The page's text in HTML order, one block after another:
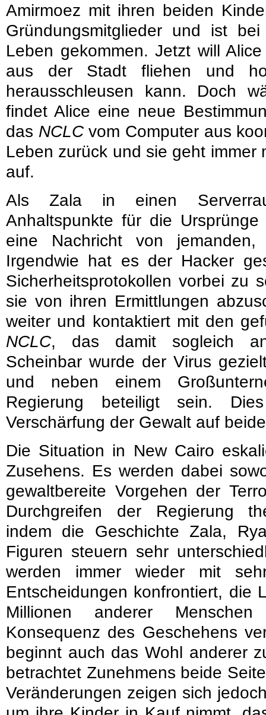
Amirmoez mit ihren beiden
Gründungsmitglieder und ist
Leben gekommen. Jetzt will
aus der Stadt fliehen und
herausschleusen kann. Doch
findet Alice eine neue
das NCLCvom Computer aus
Leben zurück und sie geht immer
auf.
Als Zala in einen
Anhaltspunkte für die
eine Nachricht von
Irgendwie hat es der Hacker
Sicherheitsprotokollen vorbei zu
sie von ihren Ermittlungen
weiter und kontaktiert mit den
NCLC, das damit sogleich
Scheinbar wurde der Virus
und neben einem
Regierung beteiligt sein.
Verschärfung der Gewalt auf
Die Situation in New Cairo
Zusehens. Es werden dabei
gewaltbereite Vorgehen der
Durchgreifen der Regierung
indem die Geschichte Zala,
Figuren steuern sehr
werden immer wieder mit
Entscheidungen konfrontiert, die
Millionen anderer
Konsequenz des Geschehens
beginnt auch das Wohl anderer
betrachtet Zunehmens beide
Veränderungen zeigen sich